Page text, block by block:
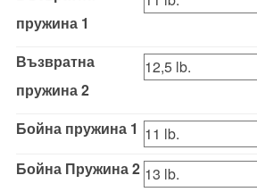
пружина 1
Възвратна
пружина 2
Бойна пружина 1
Бойна Пружина 2